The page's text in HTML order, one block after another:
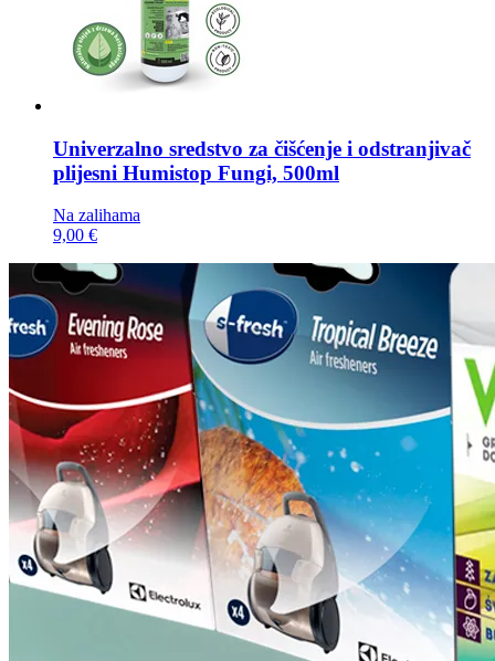
Univerzalno sredstvo za čišćenje i odstranjivač
plijesni Humistop Fungi, 500ml
Na zalihama
9,00 €